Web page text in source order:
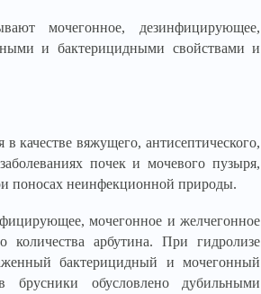
мочегонное, дезинфицирующее,
и бактерицидными свойствами и
качестве вяжущего, антисептического,
почек и мочевого пузыря,
поносах неинфекционной природы.
мочегонное и желчегонное
количества арбутина. При гидролизе
бактерицидный и мочегонный
брусники обусловлено дубильными